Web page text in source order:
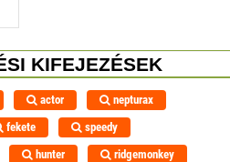
KIFEJEZÉSEK
actor
nepturax
fekete
speedy
hunter
ridgemonkey